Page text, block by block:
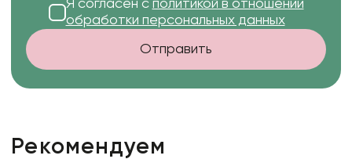
Я согласен с политикой в отношении
обработки персональных данных
Отправить
Рекомендуем